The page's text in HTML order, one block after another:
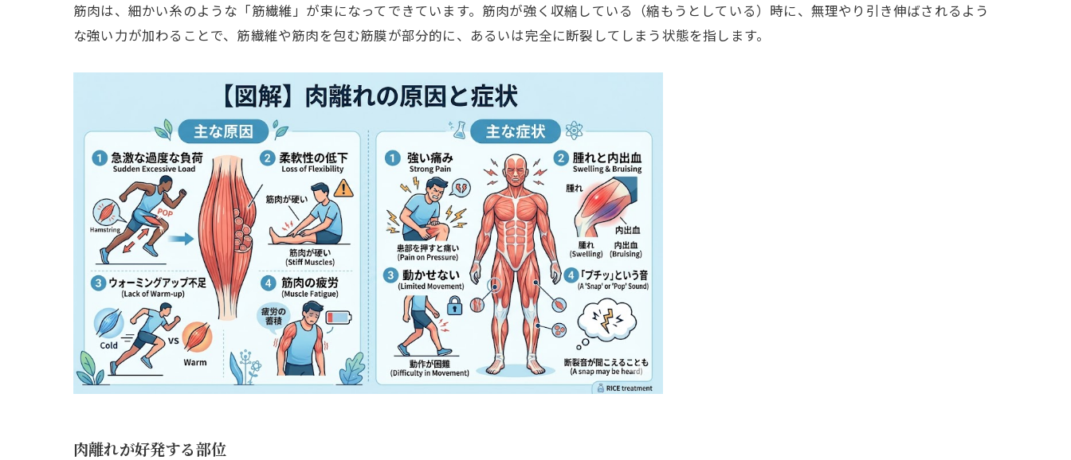
筋肉は、細かい糸のような「筋繊維」が束になってできています。筋肉が強く収縮している（縮もうとしている）時に、無理やり引き伸ばされるよう
な強い力が加わることで、筋繊維や筋肉を包む筋膜が部分的に、あるいは完全に断裂してしまう状態を指します。
肉離れが好発する部位